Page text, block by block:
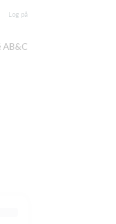
Log på
AB&C